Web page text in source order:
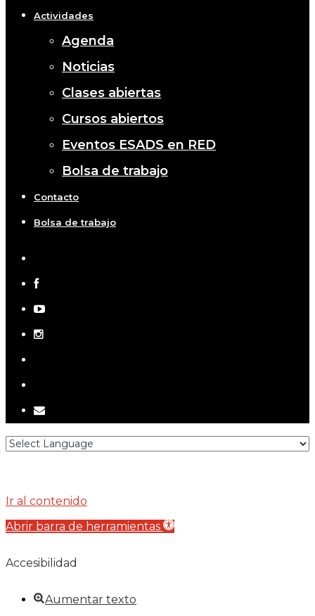
Actividades
Agenda
Noticias
Clases abiertas
Cursos abiertos
Eventos ESADS en RED
Bolsa de trabajo
Contacto
Bolsa de trabajo
twitter
facebook
youtube
instagram
email
Ir al contenido
Abrir barra de herramientas
Accesibilidad
Aumentar texto